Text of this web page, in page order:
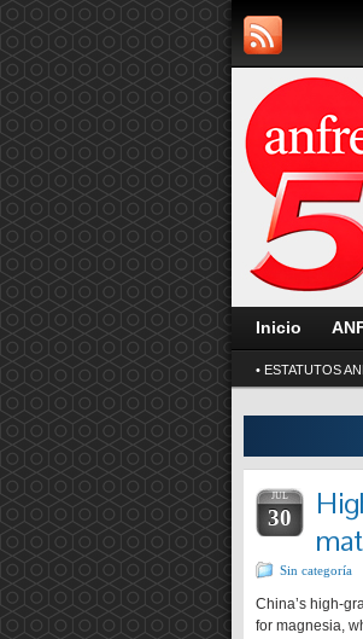
Inicio
• ESTATUTOS
JUL
30
Sin categoría
China’s high-
for magnesia,